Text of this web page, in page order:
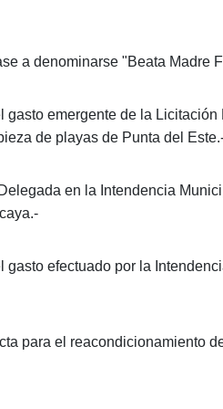
a denominarse "Beata Madre
emergente de la
de playas de Punta del
en la Intendencia
efectuado por la
para el reacondicionamiento